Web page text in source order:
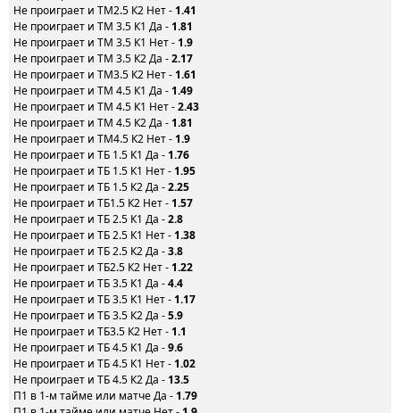
Не проиграет и ТМ2.5 К2 Нет - 1.41
Не проиграет и ТМ 3.5 К1 Да - 1.81
Не проиграет и ТМ 3.5 К1 Нет - 1.9
Не проиграет и ТМ 3.5 К2 Да -2.17
Не проиграет и ТМ3.5 К2 Нет - 1.61
Не проиграет и ТМ 4.5 К1 Да - 1.49
Не проиграет и ТМ 4.5 К1 Нет -2.43
Не проиграет и ТМ 4.5 К2 Да - 1.81
Не проиграет и ТМ4.5 К2 Нет - 1.9
Не проиграет и ТБ 1.5 К1 Да - 1.76
Не проиграет и ТБ 1.5 К1 Нет - 1.95
Не проиграет и ТБ 1.5 К2 Да -2.25
Не проиграет и ТБ1.5 К2 Нет - 1.57
Не проиграет и ТБ 2.5 К1 Да -2.8
Не проиграет и ТБ 2.5 К1 Нет - 1.38
Не проиграет и ТБ 2.5 К2 Да -3.8
Не проиграет и ТБ2.5 К2 Нет - 1.22
Не проиграет и ТБ 3.5 К1 Да -4.4
Не проиграет и ТБ 3.5 К1 Нет - 1.17
Не проиграет и ТБ 3.5 К2 Да -5.9
Не проиграет и ТБ3.5 К2 Нет - 1.1
Не проиграет и ТБ 4.5 К1 Да -9.6
Не проиграет и ТБ 4.5 К1 Нет - 1.02
Не проиграет и ТБ 4.5 К2 Да - 13.5
П1 в 1-м тайме или матче Да - 1.79